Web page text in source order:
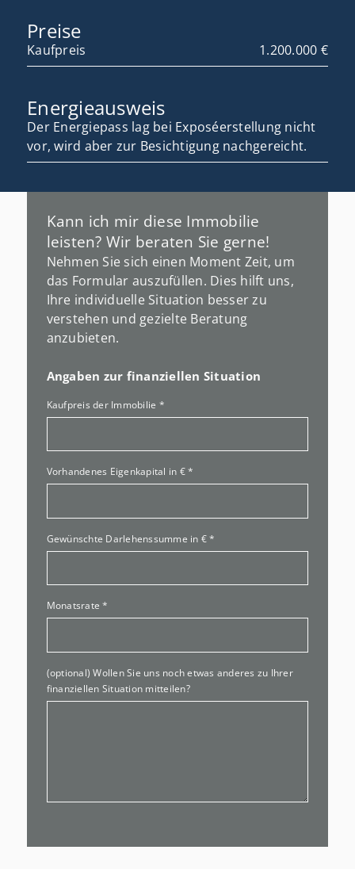
Preise
Kaufpreis 1.200.000 €
Energieausweis
Der Energiepass lag bei Exposéerstellung nicht
vor, wird aber zur Besichtigung nachgereicht.
Kann ich mir diese Immobilie
leisten? Wir beraten Sie gerne!
Nehmen Sie sich einen Moment Zeit, um
das Formular auszufüllen. Dies hilft uns,
Ihre individuelle Situation besser zu
verstehen und gezielte Beratung
anzubieten.
Angaben zur finanziellen Situation
Kaufpreis der Immobilie *
Vorhandenes Eigenkapital in €*
Gewünschte Darlehenssumme in €*
Monatsrate*
(optional) Wollen Sie uns noch etwas anderes zu Ihrer
finanziellen Situation mitteilen?